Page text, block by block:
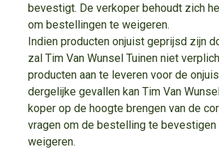
bevestigt. De verkoper behoudt zich
om bestellingen te weigeren.
Indien producten onjuist geprijsd zijn
zal Tim Van Wunsel Tuinen niet
producten aan te leveren voor de
dergelijke gevallen kan Tim Van
koper op de hoogte brengen van de
vragen om de bestelling te
weigeren.